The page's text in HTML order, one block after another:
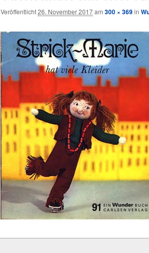
Veröffentlicht26. November 2017am 300 × 369in